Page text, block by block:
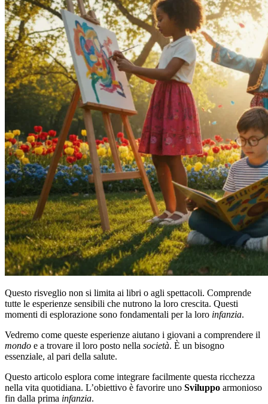
Questo risveglio non si limita ai libri o agli spettacoli. Comprende
tutte le esperienze sensibili che nutrono la loro crescita. Questi
momenti di esplorazione sono fondamentali per la loro infanzia.
Vedremo come queste esperienze aiutano i giovani a comprendere il
mondo e a trovare il loro posto nella società. È un bisogno
essenziale, al pari della salute.
Questo articolo esplora come integrare facilmente questa ricchezza
nella vita quotidiana. L’obiettivo è favorire uno Sviluppo armonioso
fin dalla prima infanzia.